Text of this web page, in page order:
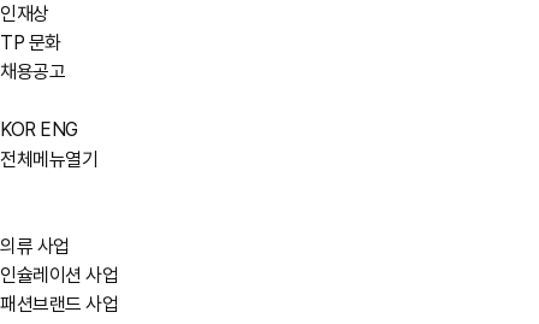
인재상
TP 문화
채용공고
KOR ENG
전체메뉴열기
의류 사업
인슐레이션 사업
패션브랜드 사업